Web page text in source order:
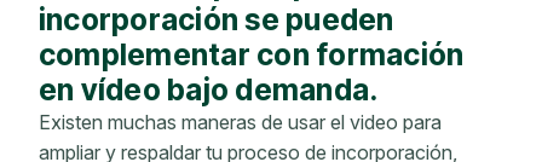
incorporación se pueden
complementar con formación
en vídeo bajo demanda.
Existen muchas maneras de usar el video para
ampliar y respaldar tu proceso de incorporación,